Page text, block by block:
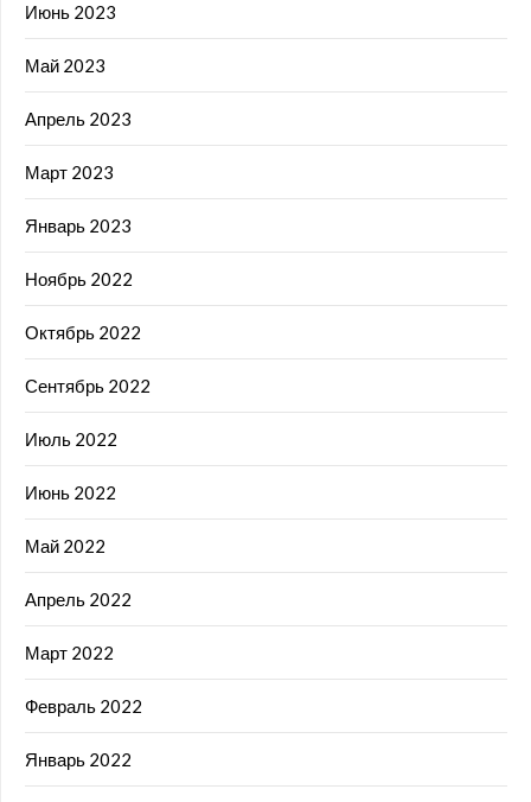
Июнь 2023
Май 2023
Апрель 2023
Март 2023
Январь 2023
Ноябрь 2022
Октябрь 2022
Сентябрь 2022
Июль 2022
Июнь 2022
Май 2022
Апрель 2022
Март 2022
Февраль 2022
Январь 2022